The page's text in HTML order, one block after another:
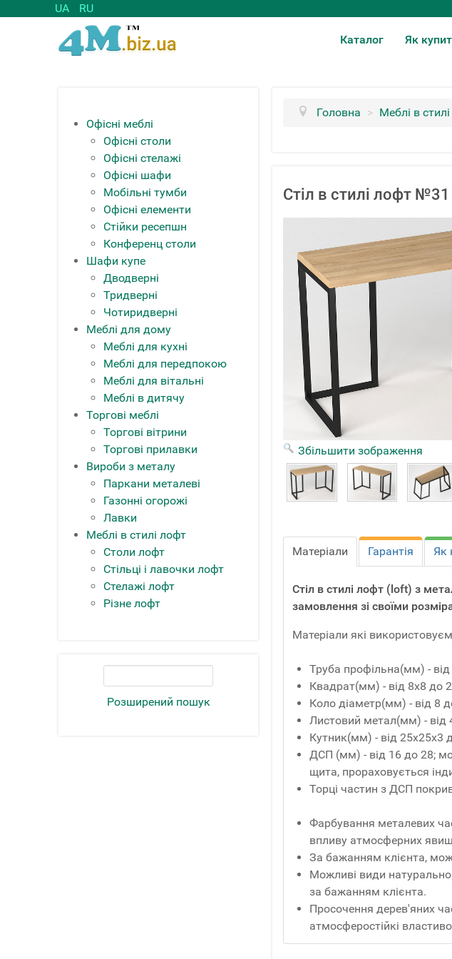
UA RU
Каталог Як
Офісні меблі
Офісні столи
Офісні стелажі
Офісні шафи
Мобільні тумби
Офісні елементи
Стійки ресепшн
Конференц столи
Шафи купе
Дводверні
Тридверні
Чотиридверні
Меблі для дому
Меблі для кухні
Меблі для передпокою
Меблі для вітальні
Меблі в дитячу
Торгові меблі
Торгові вітрини
Торгові прилавки
Вироби з металу
Паркани металеві
Газонні огорожі
Лавки
Меблі в стилі лофт
Столи лофт
Стільці і лавочки лофт
Стелажі лофт
Різне лофт
Розширений пошук
Головна > Меблі в
Стіл в стилі лофт №31
Збільшити зображення
Матеріали Гарантія Як
Стіл в стилі лофт (loft) з
замовлення зі своїми
Матеріали які
Труба профільна(мм) -
Квадрат(мм) - від 8x8 до
Коло діаметр(мм) - від 8
Листовий метал(мм) - від
Кутник(мм) - від 25x25x3
ДСП (мм) - від 16 до 28;
щита, прораховується
Торці частин з ДСП
Фарбування металевих
впливу атмосферних
За бажанням клієнта,
Можливі види
за бажанням клієнта.
Просочення дерев'яних
атмосферостійкі